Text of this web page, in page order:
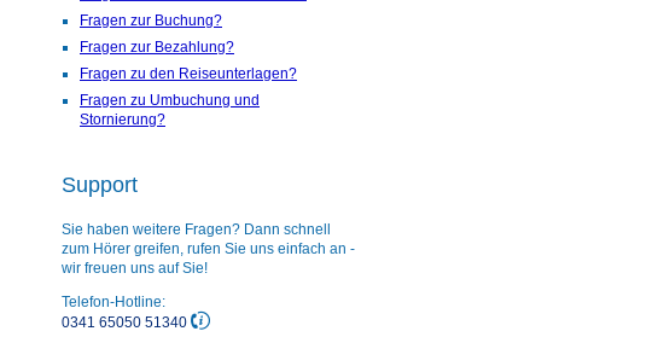
Fragen zur Buchung?
Fragen zur Bezahlung?
Fragen zu den Reiseunterlagen?
Fragen zu Umbuchung und
Stornierung?
Support
Sie haben weitere Fragen? Dann schnell
zum Hörer greifen, rufen Sie uns einfach an -
wir freuen uns auf Sie!
Telefon-Hotline:
0341 65050 51340